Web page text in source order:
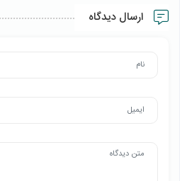
ارسال دیدگاه